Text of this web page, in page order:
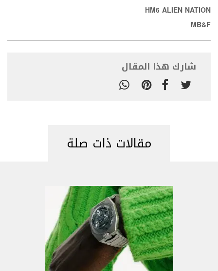
HM6 ALIEN NATION
MB&F
شارك هذا المقال
مقالات ذات صلة